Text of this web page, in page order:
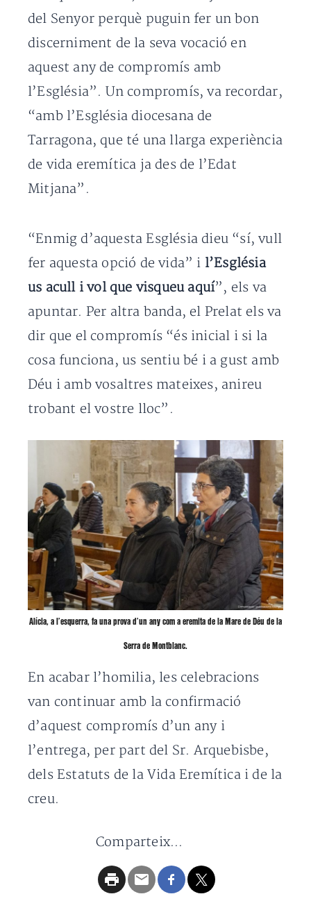
del Senyor perquè puguin fer un bon
discerniment de la seva vocació en
aquest any de compromís amb
l’Església”. Un compromís, va recordar,
“amb l’Església diocesana de
Tarragona, que té una llarga experiència
de vida eremítica ja des de l’Edat
Mitjana”.
“Enmig d’aquesta Església dieu “sí, vull
fer aquesta opció de vida” i l’Església
us acull i vol que visqueu aquí”, els va
apuntar. Per altra banda, el Prelat els va
dir que el compromís “és inicial i si la
cosa funciona, us sentiu bé i a gust amb
Déu i amb vosaltres mateixes, anireu
trobant el vostre lloc”.
Alícia, a l’esquerra, fa una prova d’un any com a eremita de la Mare de Déu de la
Serra de Montblanc.
En acabar l’homilia, les celebracions
van continuar amb la confirmació
d’aquest compromís d’un any i
l’entrega, per part del Sr. Arquebisbe,
dels Estatuts de la Vida Eremítica i de la
creu.
Comparteix...